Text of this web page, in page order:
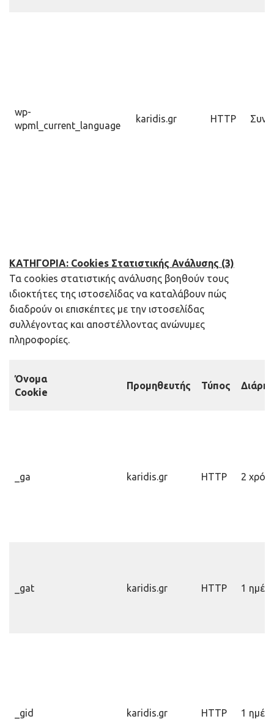
wp-
wpml_current_language
karidis.gr HTTP
ΚΑΤΗΓΟΡΙΑ: Cookies Στατιστικής Ανάλυσης (3)
Τα cookies στατιστικής ανάλυσης βοηθούν τους
ιδιοκτήτες της ιστοσελίδας να καταλάβουν πώς
διαδρούν οι επισκέπτες με την ιστοσελίδας
συλλέγοντας και αποστέλλοντας ανώνυμες
πληροφορίες.
Όνομα
Cookie
Προμηθευτής Τύπος
_ga karidis.gr HTTP 2
_gat karidis.gr HTTP 1
_gid karidis.gr HTTP 1